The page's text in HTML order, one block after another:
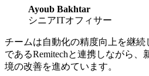
Ayoub Bakhtar
シニアITオフィサー
チームは自動化の精度向上を継続
であるRemitechと連携しながら
境の改善を進めています。